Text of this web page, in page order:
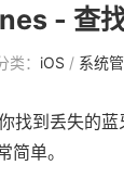
- 查
类： iOS / 系统
找到丢失的
单。